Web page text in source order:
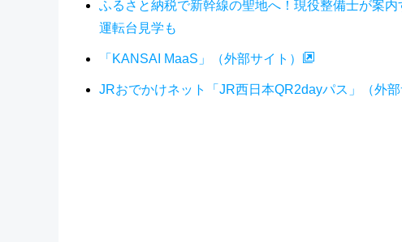
ふるさと納税で新幹線の聖地へ！現役整備士が案
運転台見学も
「KANSAI MaaS」（外部サイト）
JRおでかけネット「JR西日本QR2dayパス」（外部